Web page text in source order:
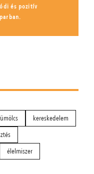
és pozitív
kereskedelem
élelmiszer